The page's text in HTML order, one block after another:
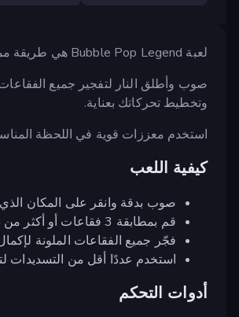
لعبة Bubble Pop Legend هي طريقة ممتعة ومسببة للإدمان لتمضية الوقت مع الحفاظ على نشاط عقلك.
صوب وأطلق النار لتفجير جميع
وتخطيط تحركاتك بعناية.
استخدم معززات قوية في اللحظة
كيفية اللعب
صوب بدقة وانقر على المكان الذي
قم بمطابقة 3 فقاعات أو أكثر من نفس اللون لتفجيرها
فجّر جميع الفقاعات الملونة
استخدم عددًا أقل من التسديدات
أدوات التحكم